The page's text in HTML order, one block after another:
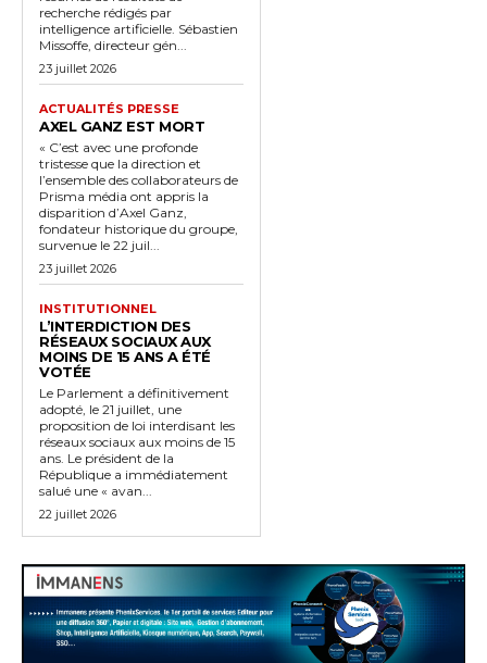
recherche rédigés par
intelligence artificielle. Sébastien
Missoffe, directeur gén...
23 juillet 2026
ACTUALITÉS PRESSE
AXEL GANZ EST MORT
« C’est avec une profonde
tristesse que la direction et
l’ensemble des collaborateurs de
Prisma média ont appris la
disparition d’Axel Ganz,
fondateur historique du groupe,
survenue le 22 juil...
23 juillet 2026
INSTITUTIONNEL
L’INTERDICTION DES
RÉSEAUX SOCIAUX AUX
MOINS DE 15 ANS A ÉTÉ
VOTÉE
Le Parlement a définitivement
adopté, le 21 juillet, une
proposition de loi interdisant les
réseaux sociaux aux moins de 15
ans. Le président de la
République a immédiatement
salué une « avan...
22 juillet 2026